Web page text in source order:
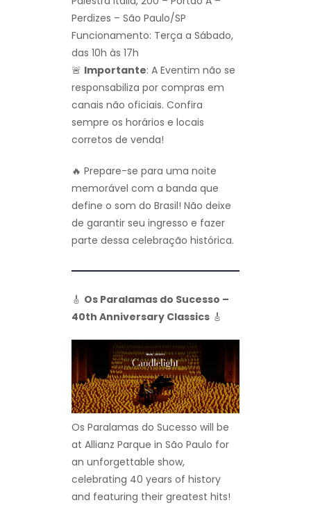
Perdizes – São Paulo/SP
Funcionamento: Terça a Sábado,
das 10h às 17h
🚨 Importante: A Eventim não se
responsabiliza por compras em
canais não oficiais. Confira
sempre os horários e locais
corretos de venda!
🔥 Prepare-se para uma noite
memorável com a banda que
define o som do Brasil! Não deixe
de garantir seu ingresso e fazer
parte dessa celebração histórica.
🎸 Os Paralamas do Sucesso –
40th Anniversary Classics 🎸
Os Paralamas do Sucesso will be
at Allianz Parque in São Paulo for
an unforgettable show,
celebrating 40 years of history
and featuring their greatest hits!